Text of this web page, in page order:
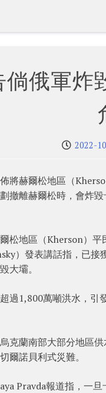
俄軍炸
2022-
將赫爾松地區（
撤離赫爾松時，會炸
松地區（Kherson）
）發表講話指，已
大壩。
過1,800萬噸洪水，
克蘭南部大部分地區
爾諾貝利式災難。
Pravda報道指，一